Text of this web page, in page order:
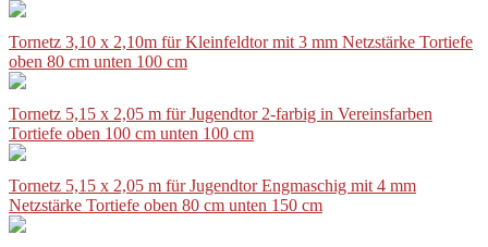
Tornetz 3,10 x 2,10m für Kleinfeldtor mit 3 mm Netzstärke Tortiefe
oben 80 cm unten 100 cm
Tornetz 5,15 x 2,05 m für Jugendtor 2-farbig in Vereinsfarben
Tortiefe oben 100 cm unten 100 cm
Tornetz 5,15 x 2,05 m für Jugendtor Engmaschig mit 4 mm
Netzstärke Tortiefe oben 80 cm unten 150 cm